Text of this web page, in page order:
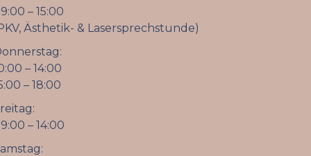
– 15:00
Ästhetik- & Lasersprechstunde)
– 14:00
– 18:00
– 14:00